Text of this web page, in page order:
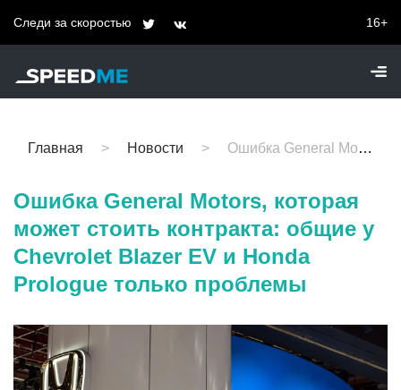
Следи за скоростью 16+
Главная Новости Ошибка General Motors, которая может стоить контракта: общие у Chevrolet Blazer EV и Honda Prologue только проблемы
Ошибка General Motors, которая
может стоить контракта: общие у
Chevrolet Blazer EV и Honda
Prologue только проблемы